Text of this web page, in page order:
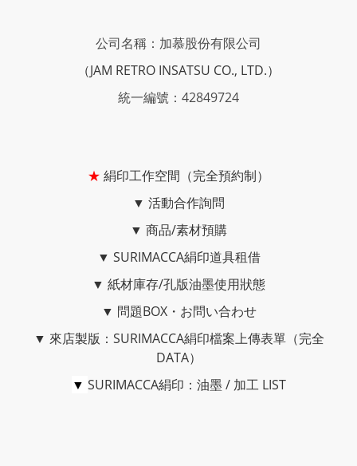
公司名稱：加慕股份有限公司
（JAM RETRO INSATSU CO., LTD.）
統一編號：42849724
★ 絹印工作空間（完全預約制）
▼ 活動合作詢問
▼ 商品/素材預購
▼ SURIMACCA絹印道具租借
▼ 紙材庫存/孔版油墨使用狀態
▼ 問題BOX・お問い合わせ
▼ 來店製版：SURIMACCA絹印檔案上傳表單（完全
DATA）
▼ SURIMACCA絹印：油墨 / 加工 LIST